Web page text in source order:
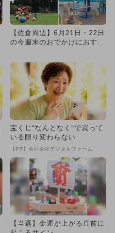
【佐倉周辺】6月21日・22日
の今週末のおでかけにおすす
宝くじ“なんとなく”で買って
いる限り変わらない
【PR】合同会社デジタルファーム
【当選】金運が上がる直前に